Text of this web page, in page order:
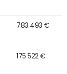
783 493 €
175 522 €